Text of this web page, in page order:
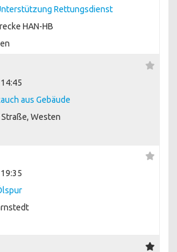
Rettungsdienst
HAN-HB
aus Gebäude
Westen